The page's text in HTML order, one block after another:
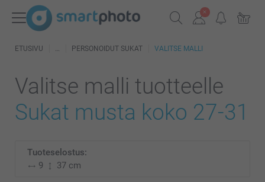
ETUSIVU PERSONOIDUT SUKAT VALITSE MALLI
Valitse malli tuotteelle
Sukat musta koko 27-31
Tuoteselostus:
9
37 cm